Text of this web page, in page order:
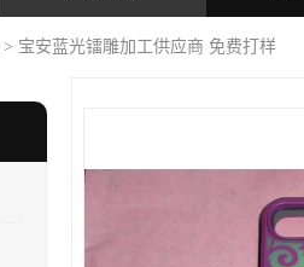
> 宝安蓝光镭雕加工供应商 免费打样